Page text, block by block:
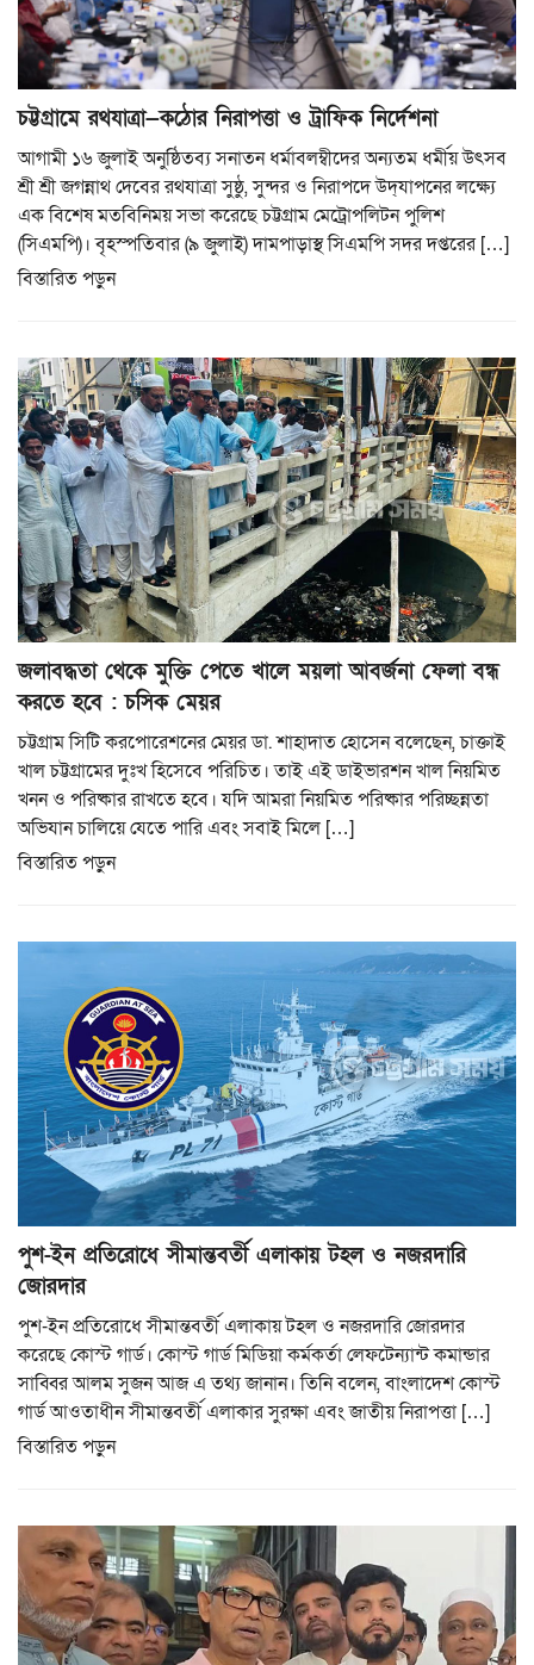
চট্টগ্রামে রথযাত্রা—কঠোর নিরাপত্তা ও ট্রাফিক নির্দেশনা
আগামী ১৬ জুলাই অনুষ্ঠিতব্য সনাতন ধর্মাবলম্বীদের অন্যতম ধর্মীয় উৎসব
শ্রী শ্রী জগন্নাথ দেবের রথযাত্রা সুষ্ঠু, সুন্দর ও নিরাপদে উদ্‌যাপনের লক্ষ্যে
এক বিশেষ মতবিনিময় সভা করেছে চট্টগ্রাম মেট্রোপলিটন পুলিশ
(সিএমপি)। বৃহস্পতিবার (৯ জুলাই) দামপাড়াস্থ সিএমপি সদর দপ্তরের […]
বিস্তারিত পড়ুন
জলাবদ্ধতা থেকে মুক্তি পেতে খালে ময়লা আবর্জনা ফেলা বন্ধ
করতে হবে : চসিক মেয়র
চট্টগ্রাম সিটি করপোরেশনের মেয়র ডা. শাহাদাত হোসেন বলেছেন, চাক্তাই
খাল চট্টগ্রামের দুঃখ হিসেবে পরিচিত। তাই এই ডাইভারশন খাল নিয়মিত
খনন ও পরিষ্কার রাখতে হবে। যদি আমরা নিয়মিত পরিষ্কার পরিচ্ছন্নতা
অভিযান চালিয়ে যেতে পারি এবং সবাই মিলে […]
বিস্তারিত পড়ুন
পুশ-ইন প্রতিরোধে সীমান্তবর্তী এলাকায় টহল ও নজরদারি
জোরদার
পুশ-ইন প্রতিরোধে সীমান্তবর্তী এলাকায় টহল ও নজরদারি জোরদার
করেছে কোস্ট গার্ড। কোস্ট গার্ড মিডিয়া কর্মকর্তা লেফটেন্যান্ট কমান্ডার
সাব্বির আলম সুজন আজ এ তথ্য জানান। তিনি বলেন, বাংলাদেশ কোস্ট
গার্ড আওতাধীন সীমান্তবর্তী এলাকার সুরক্ষা এবং জাতীয় নিরাপত্তা […]
বিস্তারিত পড়ুন